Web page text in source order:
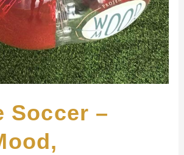
Soccer –